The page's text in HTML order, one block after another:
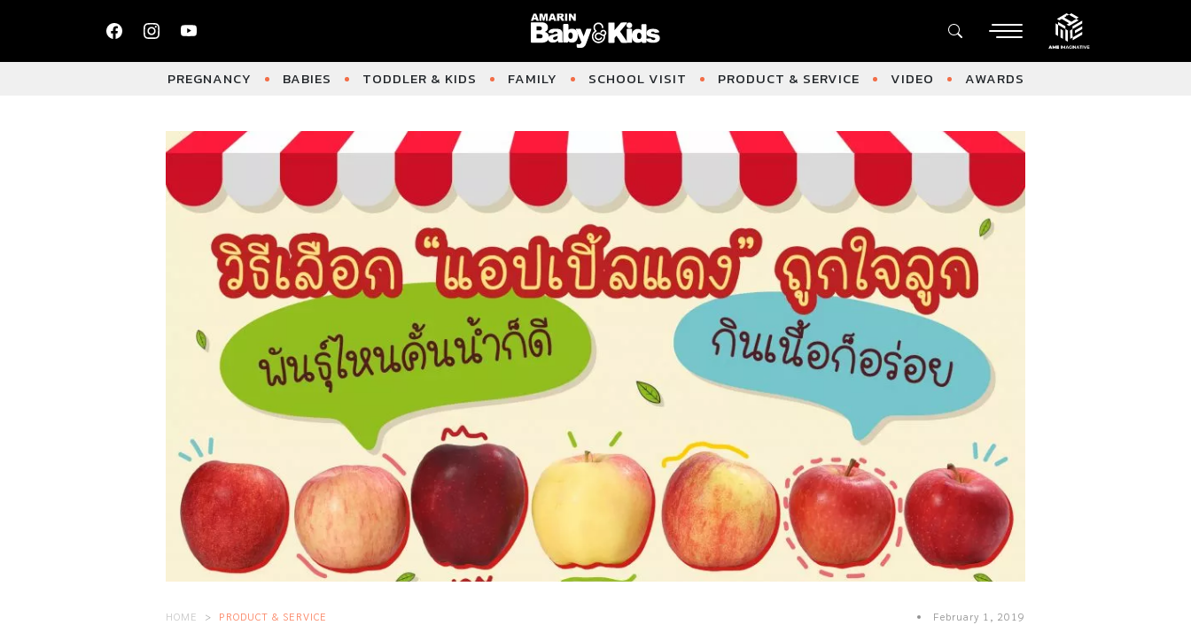
PREGNANCY BABIES TODDLER & KIDS FAMILY SCHOOL VISIT PRODUCT & SERVICE VIDEO AWARDS
HOME PRODUCT & SERVICE February 1, 2019